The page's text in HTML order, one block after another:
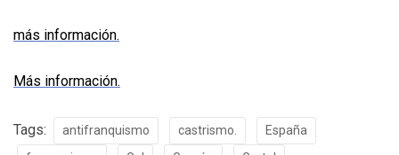
más información.
Más información.
Tags: antifranquismo castrismo.
España